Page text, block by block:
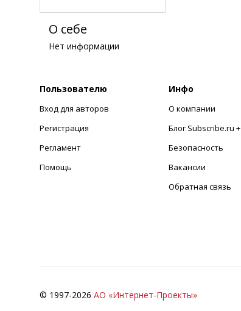
О себе
Нет информации
Пользователю
Вход для авторов
Регистрация
Регламент
Помощь
Инфо
О компании
Блог Subscribe.ru +
Безопасность
Вакансии
Обратная связь
© 1997-2026 АО «Интернет-Проекты»